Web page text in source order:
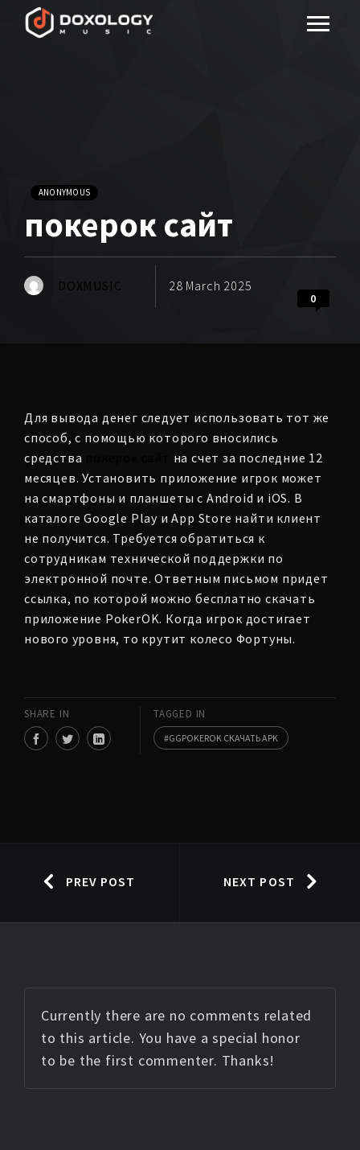
ANONYMOUS
покерок сайт
DOXMUSIC 28 March 2025
0
Для вывода денег следует использовать тот же
способ, с помощью которого вносились
средства
на счет за последние 12
месяцев. Установить приложение игрок может
на смартфоны и планшеты с Android и iOS. В
каталоге Google Play и App Store найти клиент
не получится. Требуется обратиться к
сотрудникам технической поддержки по
электронной почте. Ответным письмом придет
ссылка, по которой можно бесплатно скачать
приложение PokerOK. Когда игрок достигает
нового уровня, то крутит колесо Фортуны.
SHARE IN TAGGED IN
GGPOKEROK СКАЧАТЬ APK
PREV POST NEXT POST
Currently there are no comments related
to this article. You have a special honor
to be the first commenter. Thanks!